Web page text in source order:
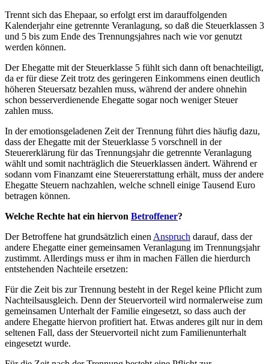
Trennt sich das Ehepaar, so erfolgt erst im darauffolgenden
Kalenderjahr eine getrennte Veranlagung, so daß die Steuerklassen 3
und 5 bis zum Ende des Trennungsjahres nach wie vor genutzt
werden können.
Der Ehegatte mit der Steuerklasse 5 fühlt sich dann oft benachteiligt,
da er für diese Zeit trotz des geringeren Einkommens einen deutlich
höheren Steuersatz bezahlen muss, während der andere ohnehin
schon besserverdienende Ehegatte sogar noch weniger Steuer
zahlen muss.
In der emotionsgeladenen Zeit der Trennung führt dies häufig dazu,
dass der Ehegatte mit der Steuerklasse 5 vorschnell in der
Steuererklärung für das Trennungsjahr die getrennte Veranlagung
wählt und somit nachträglich die Steuerklassen ändert. Während er
sodann vom Finanzamt eine Steuererstattung erhält, muss der andere
Ehegatte Steuern nachzahlen, welche schnell einige Tausend Euro
betragen können.
Welche Rechte hat ein hiervon Betroffener?
Der Betroffene hat grundsätzlich einen Anspruch darauf, dass der
andere Ehegatte einer gemeinsamen Veranlagung im Trennungsjahr
zustimmt. Allerdings muss er ihm in machen Fällen die hierdurch
entstehenden Nachteile ersetzen:
Für die Zeit bis zur Trennung besteht in der Regel keine Pflicht zum
Nachteilsausgleich. Denn der Steuervorteil wird normalerweise zum
gemeinsamen Unterhalt der Familie eingesetzt, so dass auch der
andere Ehegatte hiervon profitiert hat. Etwas anderes gilt nur in dem
seltenen Fall, dass der Steuervorteil nicht zum Familienunterhalt
eingesetzt wurde.